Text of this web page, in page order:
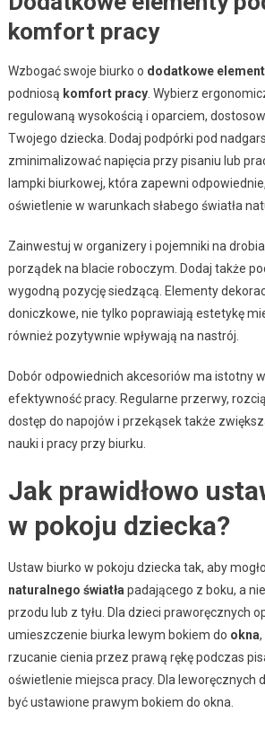
komfort pracy
Wzbogać swoje biurko o dodatkowe
podniosą komfort pracy. Wybierz
regulowaną wysokością i oparciem,
Twojego dziecka. Dodaj podpórki pod
zminimalizować napięcia przy pisaniu lub
lampki biurkowej, która zapewni
oświetlenie w warunkach słabego światła
Zainwestuj w organizery i pojemniki na
porządek na blacie roboczym. Dodaj także
wygodną pozycję siedzącą. Elementy
doniczkowe, nie tylko poprawiają estetykę
również pozytywnie wpływają na nastrój.
Dobór odpowiednich akcesoriów ma istotny
efektywność pracy. Regularne przerwy,
dostęp do napojów i przekąsek także
nauki i pracy przy biurku.
Jak prawidłowo
w pokoju dziecka?
Ustaw biurko w pokoju dziecka tak, aby
naturalnego światła padającego z boku, a
przodu lub z tyłu. Dla dzieci praworęcznych
umieszczenie biurka lewym bokiem do okna
rzucanie cienia przez prawą rękę podczas
oświetlenie miejsca pracy. Dla leworęcznych
być ustawione prawym bokiem do okna.